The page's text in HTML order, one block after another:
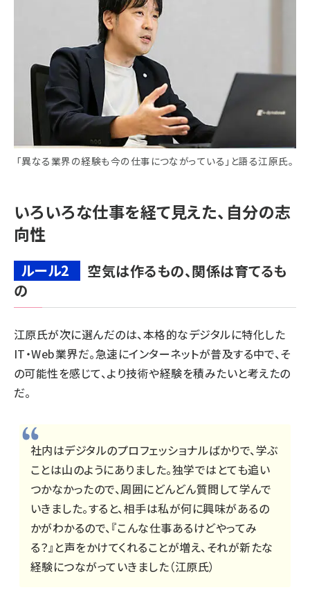
「異なる業界の経験も今の仕事につながっている」と語る江原氏。
いろいろな仕事を経て見えた、自分の志
向性
ルール2
空気は作るもの、関係は育てるも
の
江原氏が次に選んだのは、本格的なデジタルに特化した
IT・Web業界だ。急速にインターネットが普及する中で、そ
の可能性を感じて、より技術や経験を積みたいと考えたの
だ。
社内はデジタルのプロフェッショナルばかりで、学ぶ
ことは山のようにありました。独学ではとても追い
つかなかったので、周囲にどんどん質問して学んで
いきました。すると、相手は私が何に興味があるの
かがわかるので、『こんな仕事あるけどやってみ
る？』と声をかけてくれることが増え、それが新たな
経験につながっていきました（江原氏）